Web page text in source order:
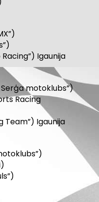
Igaunija
motoklubs”)
Racing
Team”) Igaunija